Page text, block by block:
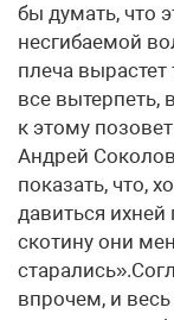
бы думать, что
несгибаемой
плеча
все вытерпеть,
к этому
Андрей
показать, что,
давиться
скотину они
впрочем, и весь